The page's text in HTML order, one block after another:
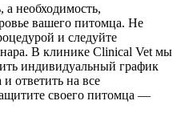
необходимость,
вашего питомца. Не
и следуйте
В клинике Clinical Vet мы
индивидуальный график
ответить на все
своего питомца —